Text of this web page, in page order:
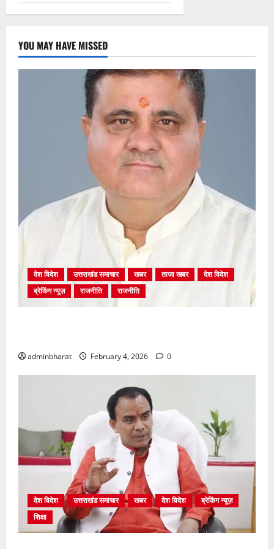
YOU MAY HAVE MISSED
देश विदेश उत्तराखंड समाचार खबर ताजा खबर
देश विदेश
ब्रेकिंग न्यूज़
राजनीति राजनीति
adminbharat February 4, 2026 0
देश विदेश उत्तराखंड समाचार खबर देश विदेश
ब्रेकिंग न्यूज़
शिक्षा